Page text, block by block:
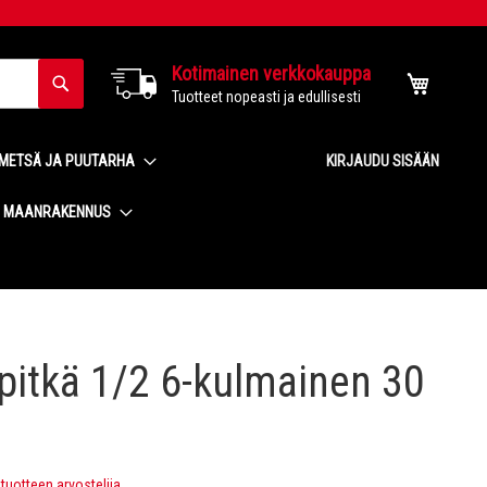
Kotimainen verkkokauppa
Tuotteet nopeasti ja edullisesti
JA PUUTARHA
MAANRAKENNUS
KIRJAUDU SISÄÄN
1/2 6-kulmainen 30